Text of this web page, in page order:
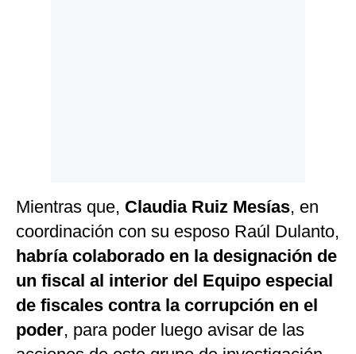
Mientras que, Claudia Ruiz Mesías, en
coordinación con su esposo Raúl Dulanto,
habría colaborado en la designación de
un fiscal al interior del Equipo especial
de fiscales contra la corrupción en el
poder, para poder luego avisar de las